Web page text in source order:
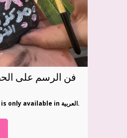
(العربية) فن الرسم على
Sorry, this entry is only available in العربية.